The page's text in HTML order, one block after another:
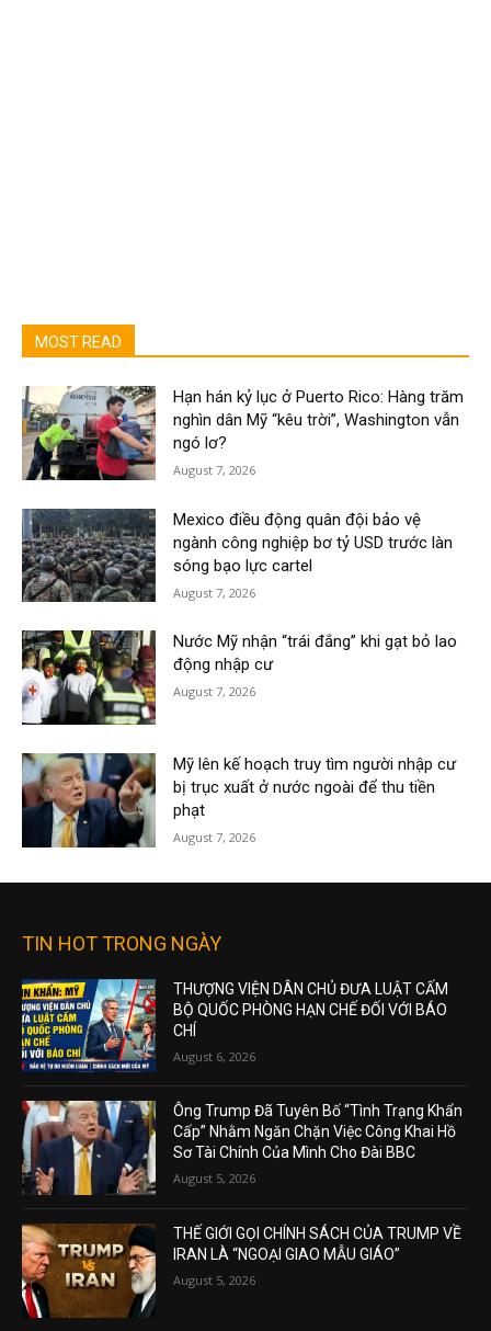
MOST READ
Hạn hán kỷ lục ở Puerto Rico: Hàng trăm
nghìn dân Mỹ “kêu trời”, Washington vẫn
ngó lơ?
August 7, 2026
Mexico điều động quân đội bảo vệ
ngành công nghiệp bơ tỷ USD trước làn
sóng bạo lực cartel
August 7, 2026
Nước Mỹ nhận “trái đắng” khi gạt bỏ lao
động nhập cư
August 7, 2026
Mỹ lên kế hoạch truy tìm người nhập cư
bị trục xuất ở nước ngoài để thu tiền
phạt
August 7, 2026
TIN HOT TRONG NGÀY
THƯỢNG VIỆN DÂN CHỦ ĐƯA LUẬT CẤM
BỘ QUỐC PHÒNG HẠN CHẾ ĐỐI VỚI BÁO
CHÍ
August 6, 2026
Ông Trump Đã Tuyên Bố “Tình Trạng Khẩn
Cấp” Nhằm Ngăn Chặn Việc Công Khai Hồ
Sơ Tài Chính Của Mình Cho Đài BBC
August 5, 2026
THẾ GIỚI GỌI CHÍNH SÁCH CỦA TRUMP VỀ
IRAN LÀ “NGOẠI GIAO MẪU GIÁO”
August 5, 2026